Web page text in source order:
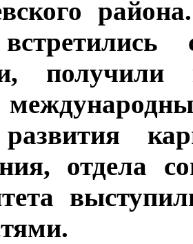
получили
отдела